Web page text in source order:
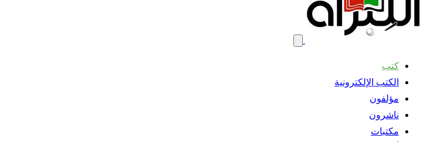
كتب
الكتب الإلكترونية
مؤلفون
ناشرون
مكتبات